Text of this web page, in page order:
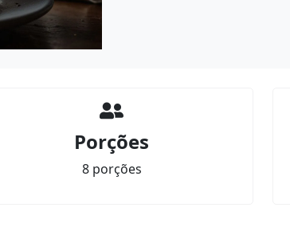
Porções
8 porções